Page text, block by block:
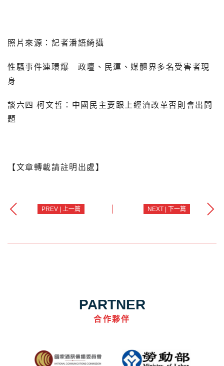
照片來源：記者潘語綺攝
性騷事件連環爆 政壇、民運、媒體界多名受害者現
身
談六四 柯文哲：中國民主要跟上經濟改革否則會出問
題
【文章轉載請註明出處】
PREV | 上一篇 NEXT | 下一篇
PARTNER
合作夥伴